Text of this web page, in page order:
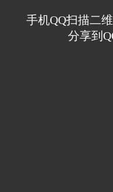
手机QQ扫描二
分享到